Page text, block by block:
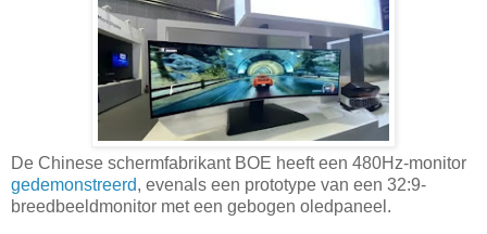
De Chinese schermfabrikant BOE heeft een 480Hz-monitor
gedemonstreerd, evenals een prototype van een 32:9-
breedbeeldmonitor met een gebogen oledpaneel.